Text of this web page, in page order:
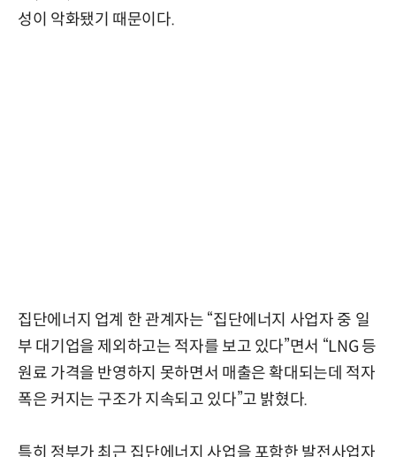
성이 악화됐기 때문이다.
집단에너지 업계 한 관계자는 “집단에너지 사업자 중 일
부 대기업을 제외하고는 적자를 보고 있다”면서 “LNG 등
원료 가격을 반영하지 못하면서 매출은 확대되는데 적자
폭은 커지는 구조가 지속되고 있다”고 밝혔다.
특히 정부가 최근 집단에너지 사업을 포함한 발전사업자